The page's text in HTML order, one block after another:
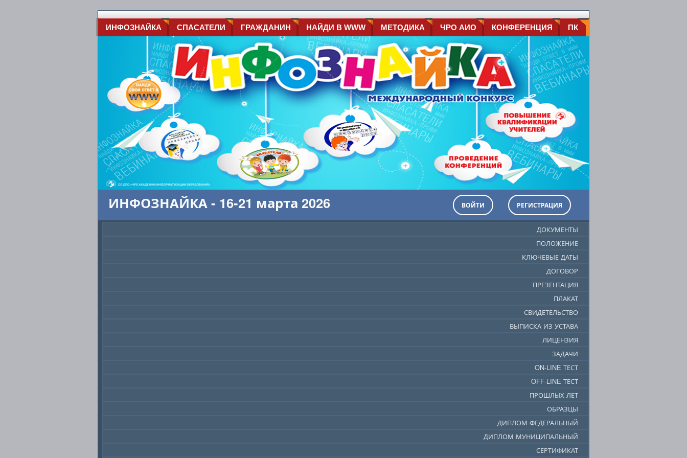
ИНФОЗНАЙКА СПАСАТЕЛИ ГРАЖДАНИН НАЙДИ В WWW МЕТОДИКА ЧРО АИО КОНФЕРЕНЦИЯ ПК
ИНФОЗНАЙКА - 16-21 марта 2026 ВОЙТИ РЕГИСТРАЦИЯ
ДОКУМЕНТЫ
ПОЛОЖЕНИЕ
КЛЮЧЕВЫЕ ДАТЫ
ДОГОВОР
ПРЕЗЕНТАЦИЯ
ПЛАКАТ
СВИДЕТЕЛЬСТВО
ВЫПИСКА ИЗ УСТАВА
ЛИЦЕНЗИЯ
ЗАДАЧИ
ON-LINE ТЕСТ
OFF-LINE ТЕСТ
ПРОШЛЫХ ЛЕТ
ОБРАЗЦЫ
ДИПЛОМ ФЕДЕРАЛЬНЫЙ
ДИПЛОМ МУНИЦИПАЛЬНЫЙ
СЕРТИФИКАТ